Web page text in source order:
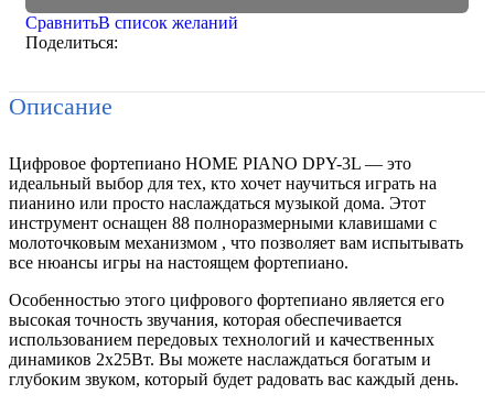
СравнитьВ список желаний
Поделиться:
Описание
Цифровое фортепиано HOME PIANO DPY-3L — это
идеальный выбор для тех, кто хочет научиться играть на
пианино или просто наслаждаться музыкой дома. Этот
инструмент оснащен 88 полноразмерными клавишами с
молоточковым механизмом , что позволяет вам испытывать
все нюансы игры на настоящем фортепиано.
Особенностью этого цифрового фортепиано является его
высокая точность звучания, которая обеспечивается
использованием передовых технологий и качественных
динамиков 2х25Вт. Вы можете наслаждаться богатым и
глубоким звуком, который будет радовать вас каждый день.